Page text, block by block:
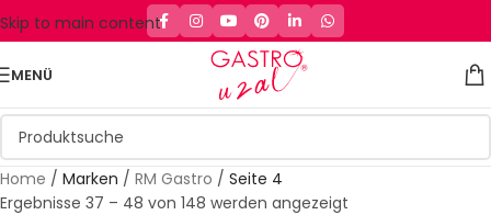
Skip to main content
MENÜ
Home / Marken / RM Gastro / Seite 4
Ergebnisse 37 – 48 von 148 werden angezeigt